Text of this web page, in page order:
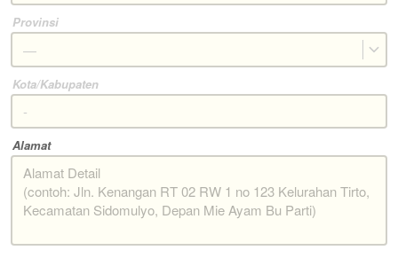
Provinsi
—
Kota/Kabupaten
Alamat